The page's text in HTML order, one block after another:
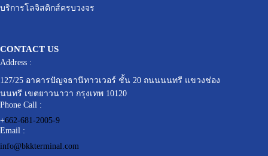
บริการโลจิสติกส์ครบวงจร
CONTACT US
Address :
127/25 อาคารปัญจธานีทาวเวอร์ ชั้น 20 ถนนนนทรี แขวงช่อง
นนทรี เขตยาวนาวา กรุงเทพ 10120
Phone Call :
+662-681-2005-9
Email :
info@bkkterminal.com